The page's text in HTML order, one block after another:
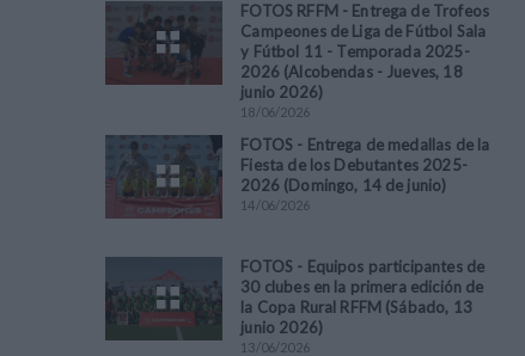
FOTOS RFFM - Entrega de Trofeos
Campeones de Liga de Fútbol Sala
y Fútbol 11 - Temporada 2025-
2026 (Alcobendas - Jueves, 18
junio 2026)
18/06/2026
FOTOS - Entrega de medallas de la
Fiesta de los Debutantes 2025-
2026 (Domingo, 14 de junio)
14/06/2026
FOTOS - Equipos participantes de
30 clubes en la primera edición de
la Copa Rural RFFM (Sábado, 13
junio 2026)
13/06/2026